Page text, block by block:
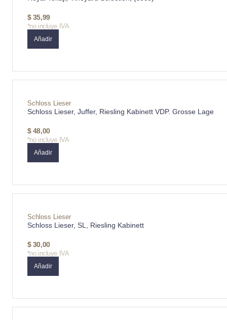
$35,99
*no incluye IVA
Añadir
Schloss Lieser
Schloss Lieser, Juffer, Riesling Kabinett VDP. Grosse Lage
$48,00
*no incluye IVA
Añadir
Schloss Lieser
Schloss Lieser, SL, Riesling Kabinett
$30,00
*no incluye IVA
Añadir